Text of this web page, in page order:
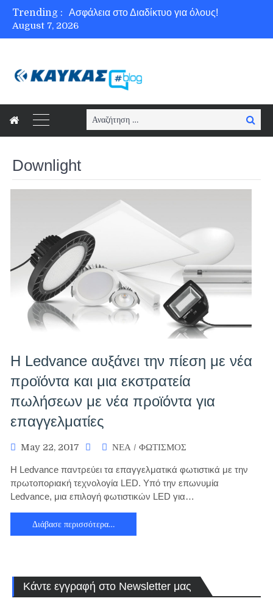
Trending :
Ασφάλεια στο Διαδίκτυο για όλους!
Γνωρίζετε τη νέα τάση στον κόσμο του cloud, το Edge Computing;
August 7, 2026
Search
for:
Downlight
Η Ledvance αυξάνει την πίεση με νέα
προϊόντα και μια εκστρατεία
πωλήσεων με νέα προϊόντα για
επαγγελματίες
May 22, 2017 ΝΕΑ / ΦΩΤΙΣΜΟΣ
Η Ledvance παντρεύει τα επαγγελματικά φωτιστικά με την
πρωτοποριακή τεχνολογία LED. Υπό την επωνυμία
Ledvance, μια επιλογή φωτιστικών LED για…
Διάβασε περισσότερα…
Κάντε εγγραφή στο Newsletter μας